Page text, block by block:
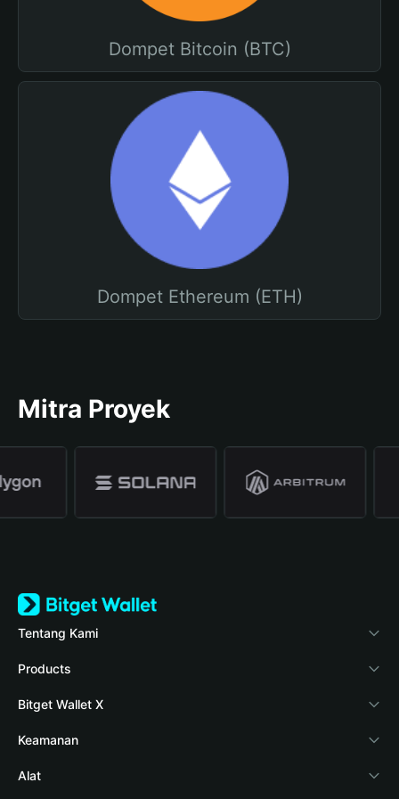
Dompet Bitcoin (BTC)
Dompet Ethereum (ETH)
Mitra Proyek
Tentang Kami
Bitget Wallet
Blog
Verifikasi keaslian
Berita kripto
Products
Crypto Card
Stablecoin Earn
Payfi Crypto
Bitget Wallet X
Pengembang
Hubungkan dompet
Keamanan
Dana perlindungan
Alat